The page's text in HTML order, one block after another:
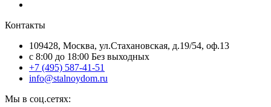
Контакты
109428, Москва, ул.Стахановская, д.19/54, оф.13
c 8:00 до 18:00 Без выходных
+7 (495) 587-41-51
info@stalnoydom.ru
Мы в соц.сетях: